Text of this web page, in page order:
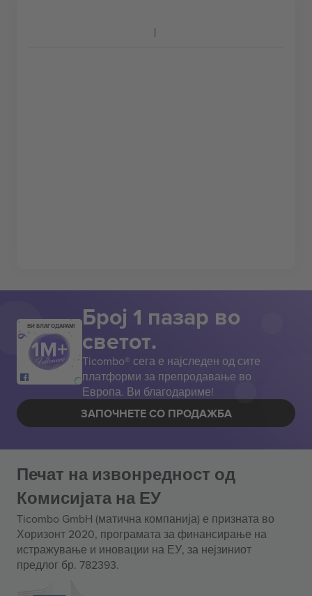
ВИ БЛАГОДАРАМ! Број 1 пазар во
светот.
Ticombo® сега е најследен од сите
платформи за препродавање во
Европа. Ви благодариме!
ЗАПОЧНЕТЕ СО ПРОДАЖБА
Печат на извонредност од
Комисијата на ЕУ
Ticombo GmbH (матична компанија) е призната во
Хоризонт 2020, програмата за финансирање на
истражување и иновации на ЕУ, за нејзиниот
предлог бр. 782393.